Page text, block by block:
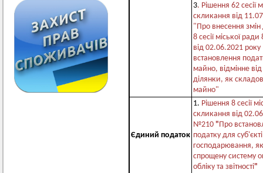
3. Рішення 62 сесії
скликання від
"Про внесення
8 сесії міської
від 02.06.2021
встановлення
майно, відмінне
ділянки, як
майно"
Єдиний податок
1. Рішення 8 сесії
скликання від
№210 "Про
податку для
господарювання,
спрощену систему
обліку та звітності"